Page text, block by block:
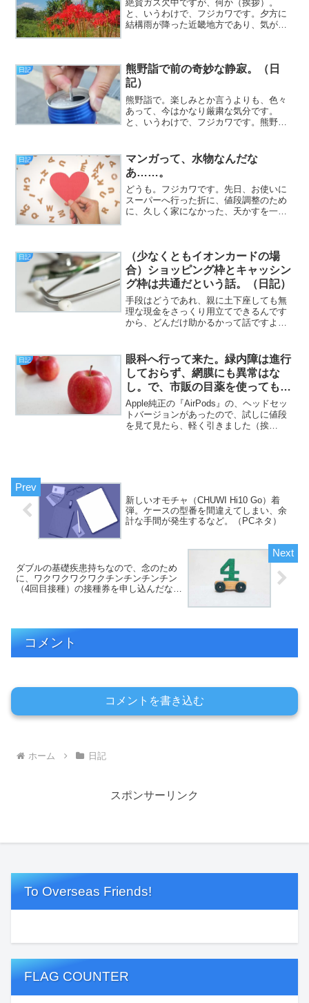
絶賛ガス欠中ですが、何か（挨拶）。
と、いうわけで、フジカワです。夕方に
結構雨が降った近畿地方であり、気が滅
ちに、例の小説についての作...
日記
熊野詣で前の奇妙な静寂。（日
記）
熊野詣で。楽しみとか言うよりも、色々
あって、今はかなり厳粛な気分です。
と、いうわけで、フジカワです。熊野詣
Webからは変更できなかったので、「喫
煙のシングル」に変えて...
日記
マンガって、水物なんだな
あ……。
どうも。フジカワです。先日、お使いに
スーパーへ行った折に、値段調整のため
に、久しく家になかった、天かすを一袋
い』と書いてありました。...
日記
（少なくともイオンカードの場
合）ショッピング枠とキャッシン
グ枠は共通だという話。（日記）
手段はどうであれ、親に土下座しても無
理な現金をさっくり用立てできるんです
から、どんだけ助かるかって話ですよ
M75q-1 Tinyのアップデートチェックを
し...
日記
眼科へ行って来た。緑内障は進行
しておらず、網膜にも異常はな
し。で、市販の目薬を使ってもい
いと言われたので。（日記）
Apple純正の『AirPods』の、ヘッドセッ
トバージョンがあったので、試しに値段
を見て見たら、軽く引きました（挨
新しいオモチャ（CHUWI Hi10 Go）着
弾。ケースの型番を間違えてしまい、余
計な手間が発生するなど。（PCネタ）
ダブルの基礎疾患持ちなので、念のため
に、ワクワクワクワクチンチンチンチン
（4回目接種）の接種券を申し込んだな
コメント
コメントを書き込む
ホーム 日記
スポンサーリンク
To Overseas Friends!
FLAG COUNTER